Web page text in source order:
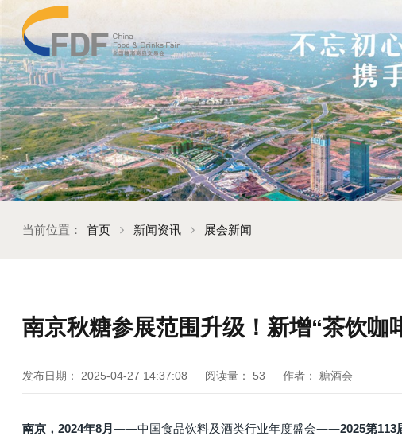
当前位置： 首页 新闻资讯 展会新闻
南京秋糖参展范围升级！新增“茶饮咖
发布日期： 2025-04-27 14:37:08 阅读量： 53 作者： 糖酒会
南京，2024年8月 ——中国食品饮料及酒类行业年度盛会——2025第113